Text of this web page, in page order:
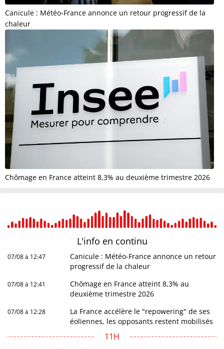
Canicule : Météo-France annonce un retour progressif de la
chaleur
Chômage en France atteint 8,3% au deuxième trimestre 2026
L'info en continu
07/08 à 12:47
Canicule : Météo-France annonce un retour
progressif de la chaleur
07/08 à 12:41
Chômage en France atteint 8,3% au
deuxième trimestre 2026
07/08 à 12:28
La France accélère le "repowering" de ses
éoliennes, les opposants restent mobilisés
11H